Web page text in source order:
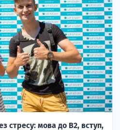
стресу: мова до B2, вступ,